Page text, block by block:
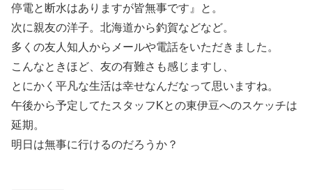
停電と断水はありますが皆無事です』と。
次に親友の洋子。北海道から釣賀などなど。
多くの友人知人からメールや電話をいただきました。
こんなときほど、友の有難さも感じますし、
とにかく平凡な生活は幸せなんだなって思いますね。
午後から予定してたスタッフKとの東伊豆へのスケッチは
延期。
明日は無事に行けるのだろうか？